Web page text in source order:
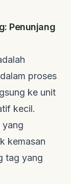
Penunjang
proses
ke unit
kecil.
yang
kemasan
tag yang